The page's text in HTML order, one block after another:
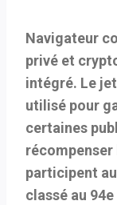
Navigateur
privé et
intégré. Le
utilisé pour
certaines
participent
classé au